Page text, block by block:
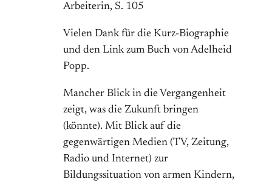
Arbeiterin, S. 105
Vielen Dank für die Kurz-Biographie
und den Link zum Buch von Adelheid
Popp.
Mancher Blick in die Vergangenheit
zeigt, was die Zukunft bringen
(könnte). Mit Blick auf die
gegenwärtigen Medien (TV, Zeitung,
Radio und Internet) zur
Bildungssituation von armen Kindern,